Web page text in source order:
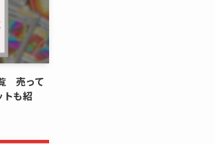
売って
トも紹